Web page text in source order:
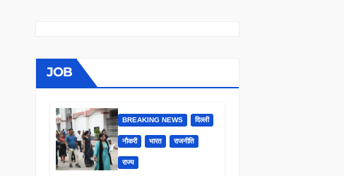
JOB
BREAKING NEWS दिल्ली
नौकरी भारत राजनीति
राज्य